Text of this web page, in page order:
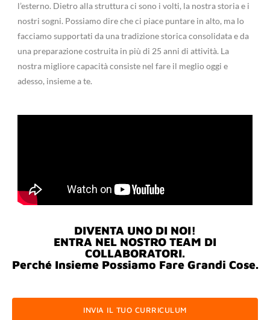
l’esterno. Dietro alla struttura ci sono i volti, la nostra storia e i
nostri sogni. Possiamo dire che ci piace puntare in alto, ma lo
facciamo supportati da una tradizione storica consolidata e da
una preparazione costruita in più di 25 anni di attività. La
nostra migliore capacità consiste nel fare il meglio oggi e
adesso, insieme a te.
DIVENTA UNO DI NOI!
ENTRA NEL NOSTRO TEAM DI
COLLABORATORI.
Perché Insieme Possiamo Fare Grandi Cose.
INVIA IL TUO CURRICULUM